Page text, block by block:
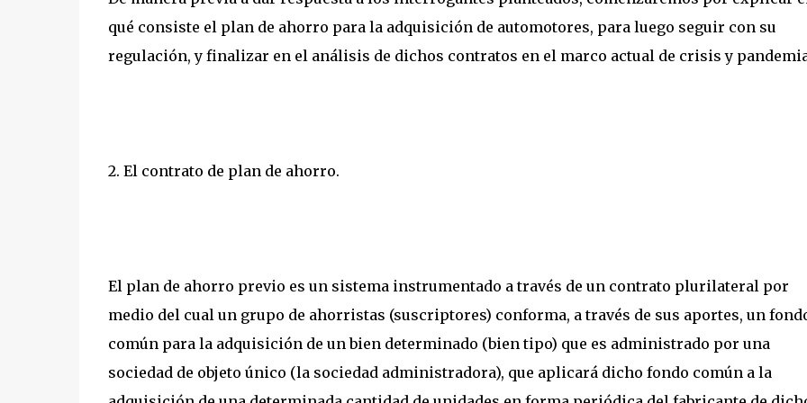
qué consiste el plan de ahorro para la adquisición de automotores, para luego seguir con su
regulación, y finalizar en el análisis de dichos contratos en el marco actual de crisis y
2. El contrato de plan de ahorro.
El plan de ahorro previo es un sistema instrumentado a través de un contrato plurilateral por
medio del cual un grupo de ahorristas (suscriptores) conforma, a través de sus aportes, un
común para la adquisición de un bien determinado (bien tipo) que es administrado por una
sociedad de objeto único (la sociedad administradora), que aplicará dicho fondo común a la